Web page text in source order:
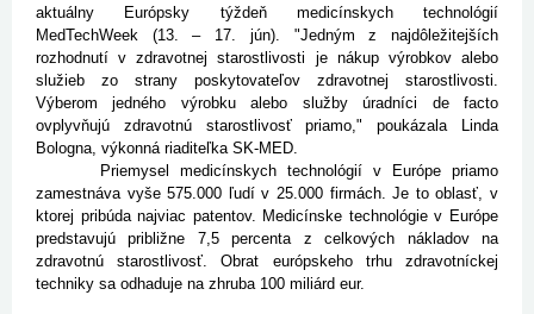
aktuálny Európsky týždeň medicínskych technológií
MedTechWeek (13. – 17. jún). "Jedným z najdôležitejších
rozhodnutí v zdravotnej starostlivosti je nákup výrobkov alebo
služieb zo strany poskytovateľov zdravotnej starostlivosti.
Výberom jedného výrobku alebo služby úradníci de facto
ovplyvňujú zdravotnú starostlivosť priamo," poukázala Linda
Bologna, výkonná riaditeľka SK-MED.
Priemysel medicínskych technológií v Európe priamo
zamestnáva vyše 575.000 ľudí v 25.000 firmách. Je to oblasť, v
ktorej pribúda najviac patentov. Medicínske technológie v Európe
predstavujú približne 7,5 percenta z celkových nákladov na
zdravotnú starostlivosť. Obrat európskeho trhu zdravotníckej
techniky sa odhaduje na zhruba 100 miliárd eur.